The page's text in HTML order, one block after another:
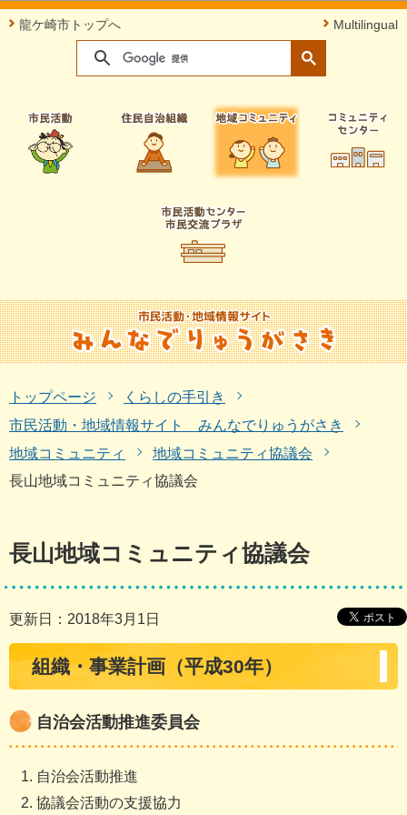
このページの本文へ移動
龍ケ崎市トップへ Multilingual
トップページ
くらしの手引き
市民活動・地域情報サイト みんなでりゅうがさき
地域コミュニティ
地域コミュニティ協議会
長山地域コミュニティ協議会
長山地域コミュニティ協議会
更新日：2018年3月1日
組織・事業計画（平成30年）
自治会活動推進委員会
自治会活動推進
協議会活動の支援協力